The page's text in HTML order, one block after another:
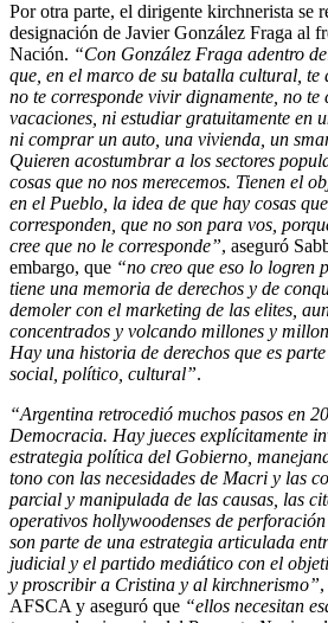
Por otra parte, el dirigente kirchnerista se
designación de Javier González Fraga al
Nación. “Con González Fraga adentro
que, en el marco de su batalla cultural, te
no te corresponde vivir dignamente, no te
vacaciones, ni estudiar gratuitamente en
ni comprar un auto, una vivienda, un
Quieren acostumbrar a los sectores
cosas que no nos merecemos. Tienen el
en el Pueblo, la idea de que hay cosas
corresponden, que no son para vos,
cree que no le corresponde”, aseguró
embargo, que “no creo que eso lo logren
tiene una memoria de derechos y de
demoler con el marketing de las elites,
concentrados y volcando millones y
Hay una historia de derechos que es
social, político, cultural”.
“Argentina retrocedió muchos pasos en
Democracia. Hay jueces explícitamente
estrategia política del Gobierno,
tono con las necesidades de Macri y las
parcial y manipulada de las causas, las
operativos hollywoodenses de
son parte de una estrategia articulada
judicial y el partido mediático con el
y proscribir a Cristina y al kirchnerismo”
AFSCA y aseguró que “ellos necesitan